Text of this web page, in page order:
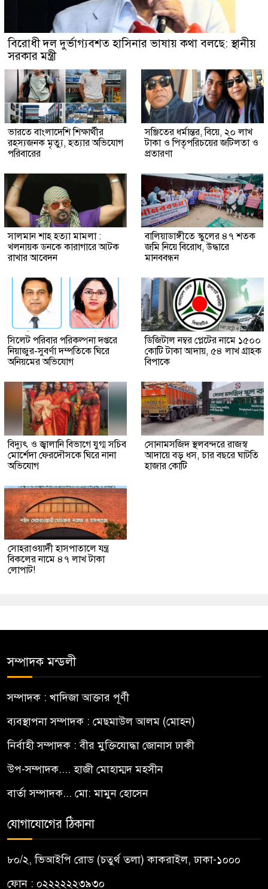
বিরোধী দল দুর্ভাগ্যবশত হাসিনার ভাষায় কথা বলছে: স্থানীয়
সরকার মন্ত্রী
ভারতে বাংলাদেশি শিক্ষার্থীর
রহস্যজনক মৃত্যু, হত্যার অভিযোগ
পরিবারের
সঞ্জিতের ধর্মান্তর, বিয়ে, ২০ লাখ
টাকা ও পিতৃপরিচয়ের জটিলতা ও
প্রতারণা
সালমান শাহ হত্যা মামলা :
খলনায়ক ডনকে কারাগারে আটক
রাখার আবেদন
বালিয়াডাঙ্গীতে স্কুলের ৪৭ শতক
জমি নিয়ে বিরোধ, উদ্ধারে
মানববন্ধন
সিলেট পরিবার পরিকল্পনা দপ্তরে
নিয়াজুর-সুবর্ণা দম্পতিকে ঘিরে
অনিয়মের অভিযোগ
ডিজিটাল নম্বর প্লেটের নামে ১৫০০
কোটি টাকা আদায়, ৫৪ লাখ গ্রাহক
বিপাকে
বিদ্যুৎ ও জ্বালানি বিভাগে যুগ্ম সচিব
মোর্শেদা ফেরদৌসকে ঘিরে নানা
অভিযোগ
সোনামসজিদ স্থলবন্দরে রাজস্ব
আদায়ে বড় ধস, চার বছরে ঘাটতি
হাজার কোটি
সোহরাওয়ার্দী হাসপাতালে যন্ত্র
বিকলের নামে ৪৭ লাখ টাকা
লোপাট!
সম্পাদক মন্ডলী
সম্পাদক : খাদিজা আক্তার পূর্ণী
ব্যবস্থাপনা সম্পাদক : মেছমাউল আলম (মোহন)
নির্বাহী সম্পাদক : বীর মুক্তিযোদ্ধা জোনাস ঢাকী
উপ-সম্পাদক.... হাজী মোহাম্মদ মহসীন
বার্তা সম্পাদক... মো: মামুন হোসেন
যোগাযোগের ঠিকানা
৮০/২, ভিআইপি রোড (চতুর্থ তলা) কাকরাইল, ঢাকা-১০০০
ফোন : ০২২২২২২৩৯৩০